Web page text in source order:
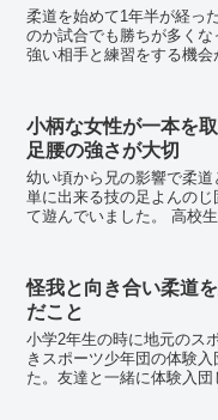
柔道を始めて1年半が経っ
のか試合でも勝ちが多くなってきました。
強い相手と練習をする機会
小柄な女性が一本を
足腰の強さが大切
幼い頃から兄の影響で柔道と総
単に出来る技の足よんの
て遊んでいました。 高校生になり、部活紹介で柔道部を見たときに
怪我と向き合い柔道
だこと
小学2年生の時に地元のスポ
きスポーツ少年団の体験
た。友達と一緒に体験入